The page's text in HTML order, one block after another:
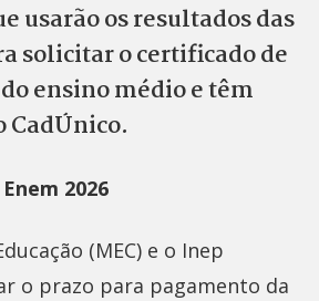
usarão os resultados das
solicitar o certificado de
ensino médio e têm
CadÚnico.
2026
(MEC) e o Inep
o prazo para pagamento da